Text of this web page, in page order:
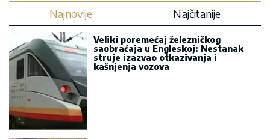
Najnovije Najčitanije
Veliki poremećaj železničkog
saobraćaja u Engleskoj: Nestanak
struje izazvao otkazivanja i
kašnjenja vozova